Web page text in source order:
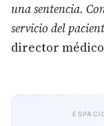
una sentencia.
servicio del
director médico